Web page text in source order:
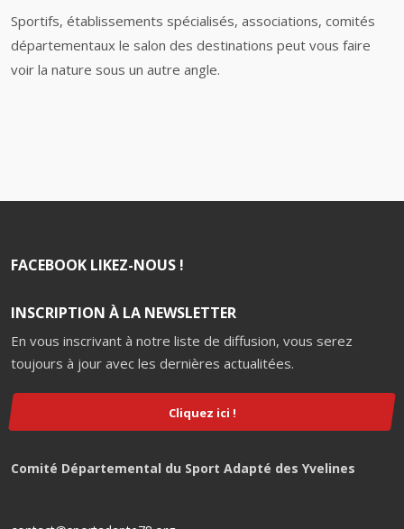
Sportifs, établissements spécialisés, associations, comités
départementaux le salon des destinations peut vous faire
voir la nature sous un autre angle.
FACEBOOK LIKEZ-NOUS !
INSCRIPTION À LA NEWSLETTER
En vous inscrivant à notre liste de diffusion, vous serez
toujours à jour avec les dernières actualitées.
Cliquez ici !
Comité Départemental du Sport Adapté des Yvelines